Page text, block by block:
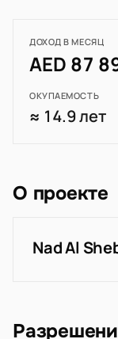
ДОХОД В МЕСЯЦ
AED 87
ОКУПАЕМОСТЬ
≈ 14.9 лет
О проекте
Nad Al